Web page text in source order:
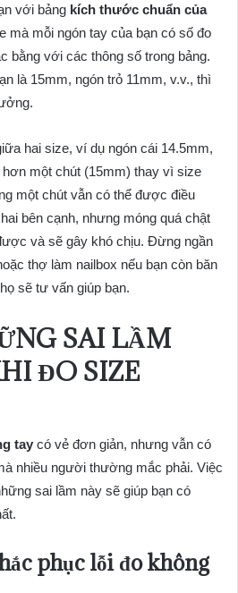
với bảng kích thước chuẩn của
mà mỗi ngón tay của bạn có số đo
bằng với các thông số trong bảng.
là 15mm, ngón trỏ 11mm, v.v., thì
hai size, ví dụ ngón cái 14.5mm,
một chút (15mm) thay vì size
một chút vẫn có thể được điều
bên cạnh, nhưng móng quá chật
và sẽ gây khó chịu. Đừng ngần
thợ làm nailbox nếu bạn còn băn
sẽ tư vấn giúp bạn.
SAI LẦM
ĐO SIZE
tay có vẻ đơn giản, nhưng vẫn có
nhiều người thường mắc phải. Việc
sai lầm này sẽ giúp bạn có
phục lỗi đo không